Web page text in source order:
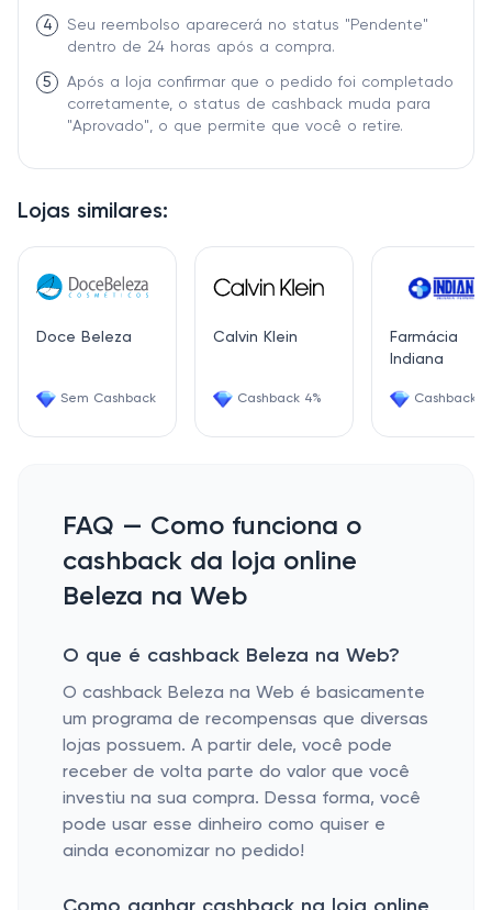
Lojas similares:
Doce Beleza
Sem Cashback
Calvin Klein
Cashback 4%
Farmácia
Indiana
Cashback
4
Seu reembolso aparecerá no status "Pendente"
dentro de 24 horas após a compra.
5
Após a loja confirmar que o pedido foi completado
corretamente, o status de cashback muda para
"Aprovado", o que permite que você o retire.
FAQ — Como funciona o
cashback da loja online
Beleza na Web
O que é cashback Beleza na Web?
O cashback Beleza na Web é basicamente
um programa de recompensas que diversas
lojas possuem. A partir dele, você pode
receber de volta parte do valor que você
investiu na sua compra. Dessa forma, você
pode usar esse dinheiro como quiser e
ainda economizar no pedido!